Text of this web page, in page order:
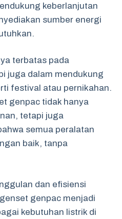
keberlanjutan
sumber energi
terbatas pada
juga dalam mendukung
festival atau pernikahan.
genpac tidak hanya
tetapi juga
semua peralatan
baik, tanpa
dan efisiensi
genpac menjadi
kebutuhan listrik di